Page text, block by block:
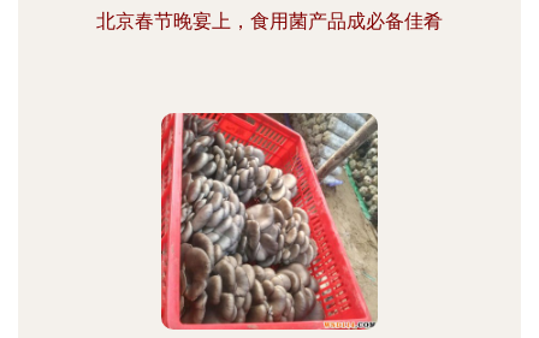
北京春节晚宴上，食用菌产品成必备佳肴